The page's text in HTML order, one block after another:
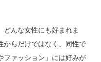
どんな女性にも好まれま
からだけではなく、同性で
ファッション」には好みが